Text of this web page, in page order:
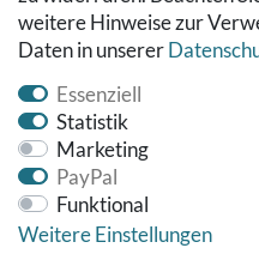
weitere Hinweise zur
Daten in unserer
Essenziell
Statistik
Marketing
PayPal
Funktional
Weitere Einstellungen
Widerrufs­recht
Vertrag widerrufen
© Copyright 2026